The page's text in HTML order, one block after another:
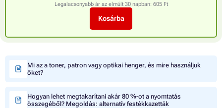
Legalacsonyabb ár az elmúlt 30 napban: 605 Ft
Kosárba
Mi az a toner, patron vagy optikai henger, és mire használjuk
őket?
Hogyan lehet megtakarítani akár 80 %-ot a nyomtatás
összegéből? Megoldás: alternatív festékkazetták